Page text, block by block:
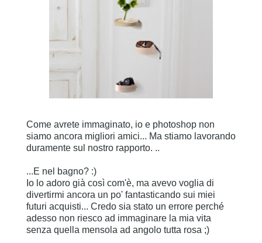
Come avrete immaginato, io e photoshop non
siamo ancora migliori amici... Ma stiamo lavorando
duramente sul nostro rapporto. ..
...E nel bagno? :)
Io lo adoro già così com'è, ma avevo voglia di
divertirmi ancora un po' fantasticando sui miei
futuri acquisti... Credo sia stato un errore perché
adesso non riesco ad immaginare la mia vita
senza quella mensola ad angolo tutta rosa ;)